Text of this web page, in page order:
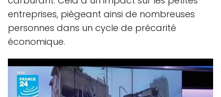
entreprises, piègeant ainsi de nombreuses
personnes dans un cycle de précarité
économique.